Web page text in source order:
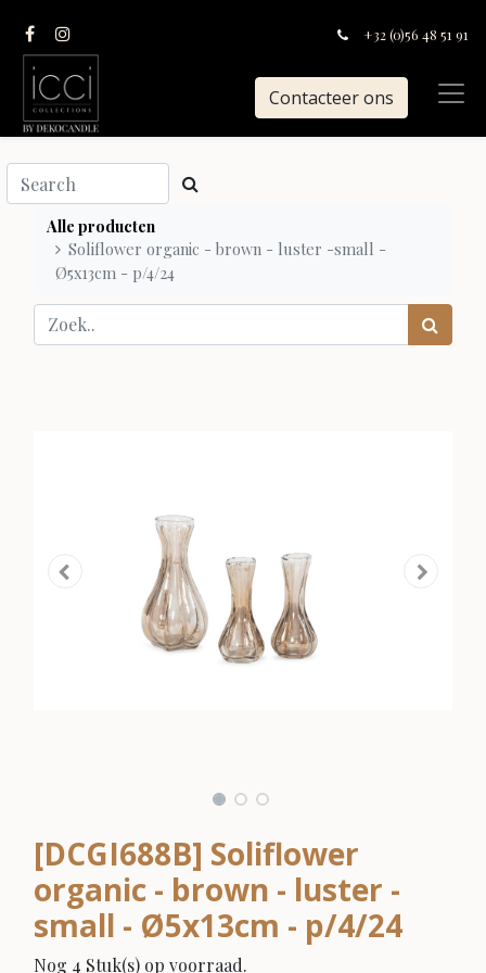
+32 (0)56 48 51 91
Contacteer ons
Alle producten
Soliflower organic - brown - luster -small -
Ø5x13cm - p/4/24
[DCGI688B] Soliflower
organic - brown - luster -
small - Ø5x13cm - p/4/24
Nog 4 Stuk(s) op voorraad.